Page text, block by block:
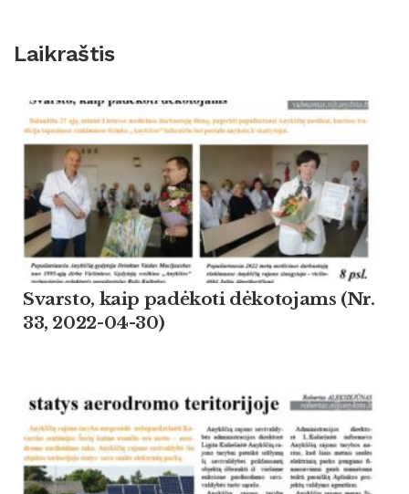
Laikraštis
Svarsto, kaip padėkoti dėkotojams (Nr.
33, 2022-04-30)